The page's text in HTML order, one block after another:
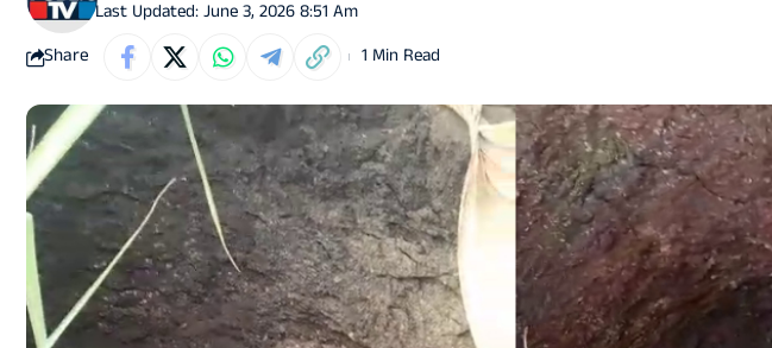
Last Updated: June 3, 2026 8:51 Am
Share 1 Min Read